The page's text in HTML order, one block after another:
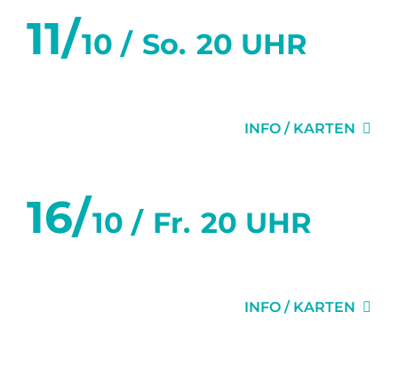
11/10 / So. 20 UHR
INFO / KARTEN
16/10 / Fr. 20 UHR
INFO / KARTEN